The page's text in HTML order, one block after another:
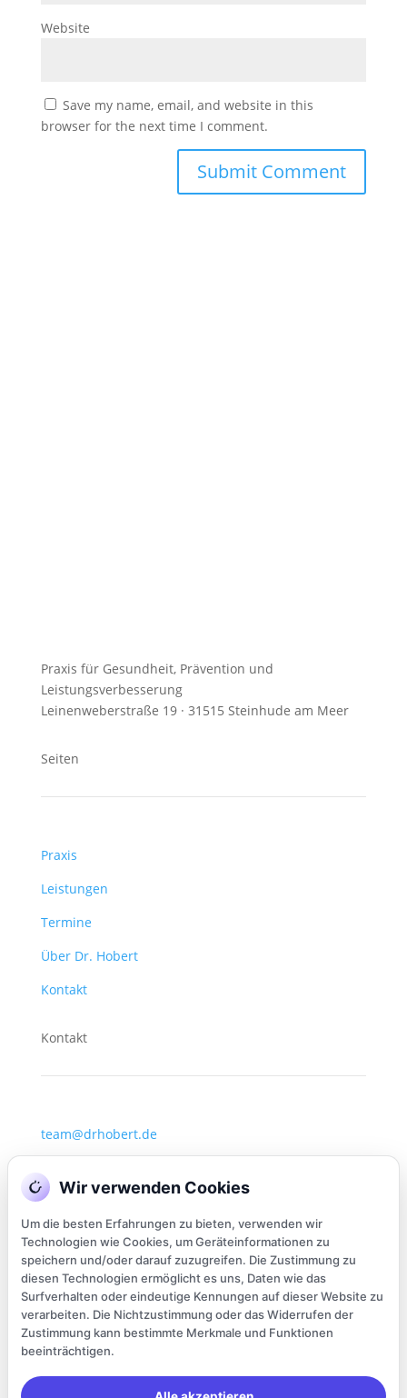
Website
Save my name, email, and website in this
browser for the next time I comment.
Praxis für Gesundheit, Prävention und
Leistungsverbesserung
Leinenweberstraße 19 · 31515 Steinhude am Meer
Seiten
Praxis
Leistungen
Termine
Über Dr. Hobert
Kontakt
Kontakt
team@drhobert.de
Christiane Hobert: Praxismangament
buero@drhobert.de
Tel.: 050 33 / 950 30
Wir verwenden Cookies
Um die besten Erfahrungen zu bieten, verwenden wir
Technologien wie Cookies, um Geräteinformationen zu
speichern und/oder darauf zuzugreifen. Die Zustimmung zu
diesen Technologien ermöglicht es uns, Daten wie das
Surfverhalten oder eindeutige Kennungen auf dieser Website zu
verarbeiten. Die Nichtzustimmung oder das Widerrufen der
Zustimmung kann bestimmte Merkmale und Funktionen
beeinträchtigen.